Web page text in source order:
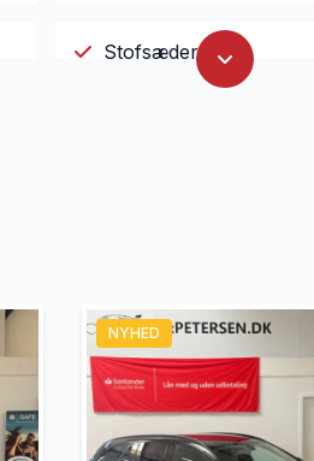
Stofsæder
NYHED